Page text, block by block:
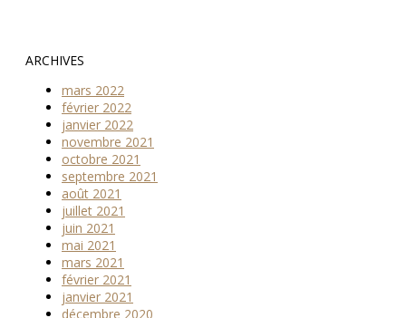
ARCHIVES
mars 2022
février 2022
janvier 2022
novembre 2021
octobre 2021
septembre 2021
août 2021
juillet 2021
juin 2021
mai 2021
mars 2021
février 2021
janvier 2021
décembre 2020